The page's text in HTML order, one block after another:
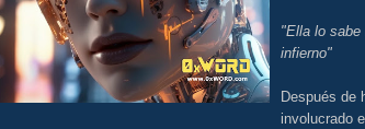
"Ella lo
infierno"
Después de
involucrado